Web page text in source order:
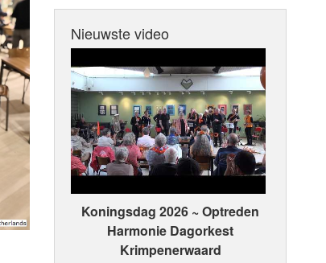
Nieuwste video
Koningsdag 2026 ~ Optreden
Harmonie Dagorkest
Krimpenerwaard